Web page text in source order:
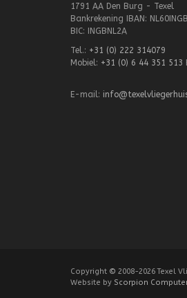
1791 AA Den Burg - Texel
Bankrekening IBAN:
BIC: INGBNL2A
Tel.: +31 (0) 222 314079
Mobiel: +31 (0) 6 44 351 513
E-mail:
Copyright © 2008-2026 Texel
Website by Scorpion